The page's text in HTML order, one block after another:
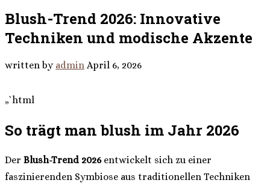
Blush-Trend 2026: Innovative
Techniken und modische Akzente
written by admin April 6, 2026
„`html
So trägt man blush im Jahr 2026
Der Blush-Trend 2026entwickelt sich zu einer
faszinierenden Symbiose aus traditionellen Techniken